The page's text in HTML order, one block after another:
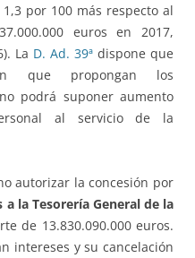
por 100 más respecto al
euros en 2017,
La D. Ad. 39ª dispone que
que propongan los
podrá suponer aumento
al servicio de la
autorizar la concesión por
a la Tesorería General de la
de 13.830.090.000 euros.
intereses y su cancelación